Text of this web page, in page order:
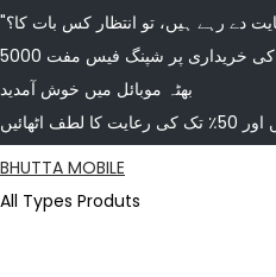
5000 کی خریداری پر شپنگ فیس مفت
بھٹہ موبائل میں خوش آمدید
BHUTTA MOBILE
All Types Produts